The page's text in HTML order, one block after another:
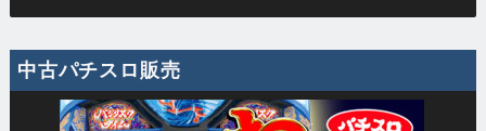
中古パチスロ販売